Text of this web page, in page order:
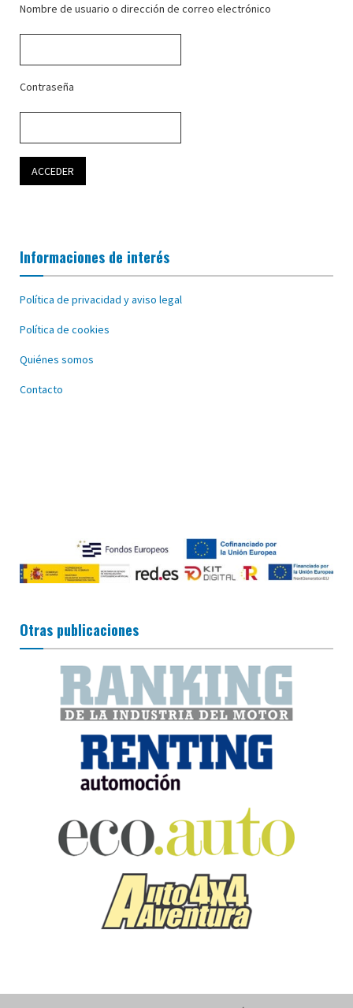
Nombre de usuario o dirección de correo electrónico
Contraseña
Informaciones de interés
Política de privacidad y aviso legal
Política de cookies
Quiénes somos
Contacto
Otras publicaciones